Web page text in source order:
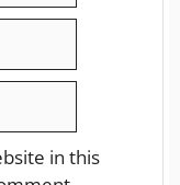
in this